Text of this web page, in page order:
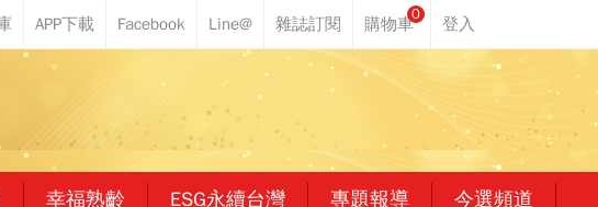
0
幸福熟齡 ESG永續台灣 專題報導 今選頻道